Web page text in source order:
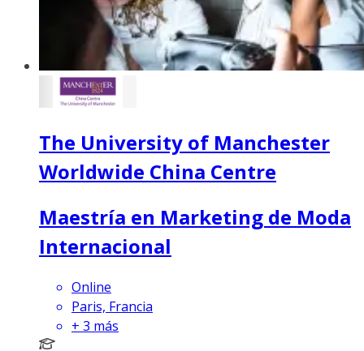
The University of Manchester
Worldwide China Centre
Maestría en Marketing de Moda
Internacional
Online
Paris, Francia
+ 3 más